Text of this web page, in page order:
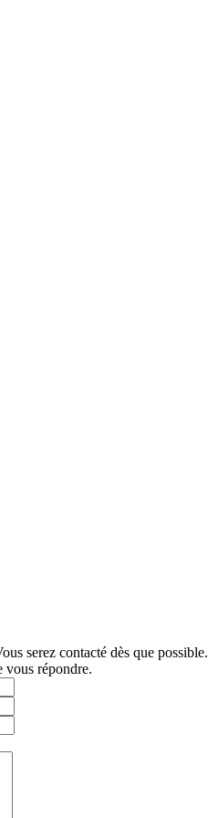
serez contacté dès que possible.
vous répondre.